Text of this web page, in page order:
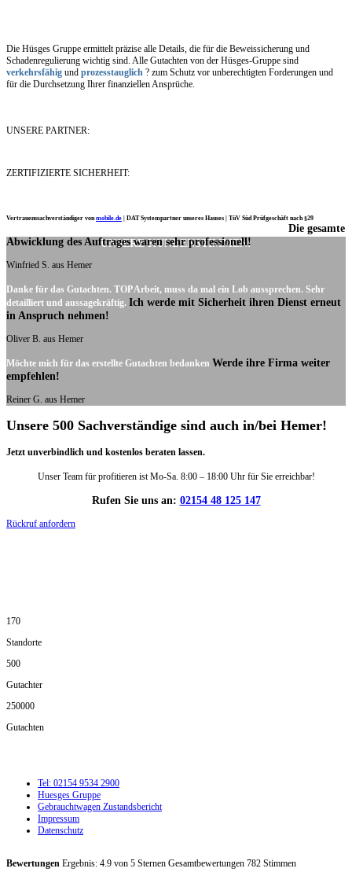
Die Hüsges Gruppe ermittelt präzise alle Details, die für die Beweissicherung und
Schadenregulierung wichtig sind. Alle Gutachten von der Hüsges-Gruppe sind
verkehrsfähig und prozesstauglich ? zum Schutz vor unberechtigten Forderungen und
für die Durchsetzung Ihrer finanziellen Ansprüche.
UNSERE PARTNER:
ZERTIFIZIERTE SICHERHEIT:
Vertrauenssachverständiger vonmobile.de DAT Systempartner unseres Hauses | TüV Süd Prüfgeschäft nach §29
UNSERE KUNDENSTIMMEN:
Die gesamte
Abwicklung des Auftrages waren sehr professionell!
Winfried S. aus Hemer
Danke für das Gutachten. TOP Arbeit, muss da mal ein Lob aussprechen. Sehr
detailliert und aussagekräftig. Ich werde mit Sicherheit ihren Dienst erneut
in Anspruch nehmen!
Oliver B. aus Hemer
Möchte mich für das erstellte Gutachten bedanken Werde ihre Firma weiter
empfehlen!
Reiner G. aus Hemer
Unsere 500 Sachverständige sind auch in/bei Hemer!
Jetzt unverbindlich und kostenlos beraten lassen.
Unser Team für profitieren ist Mo-Sa. 8:00 – 18:00 Uhr für Sie erreichbar!
Rufen Sie uns an: 02154 48 125 147
Rückruf anfordern
170
Standorte
500
Gutachter
250000
Gutachten
Tel: 02154 9534 2900
Huesges Gruppe
Gebrauchtwagen Zustandsbericht
Impressum
Datenschutz
Bewertungen Ergebnis: 4.9 von 5 Sternen Gesamtbewertungen 782 Stimmen